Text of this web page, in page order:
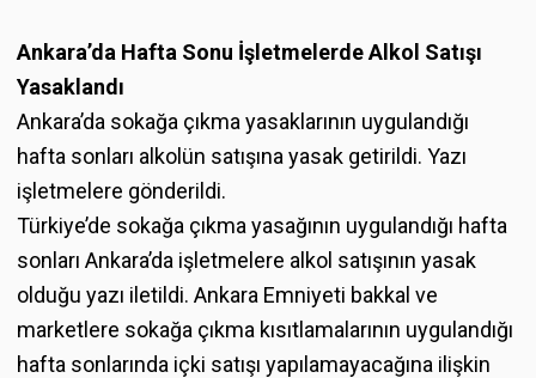
Ankara’da Hafta Sonu İşletmelerde Alkol Satışı
Yasaklandı
Ankara’da sokağa çıkma yasaklarının uygulandığı
hafta sonları alkolün satışına yasak getirildi. Yazı
işletmelere gönderildi.
Türkiye’de sokağa çıkma yasağının uygulandığı hafta
sonları Ankara’da işletmelere alkol satışının yasak
olduğu yazı iletildi. Ankara Emniyeti bakkal ve
marketlere sokağa çıkma kısıtlamalarının uygulandığı
hafta sonlarında içki satışı yapılamayacağına ilişkin